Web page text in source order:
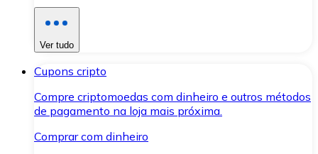
Ver tudo
Cupons cripto
Compre criptomoedas com dinheiro e outros métodos
de pagamento na loja mais próxima.
Comprar com dinheiro